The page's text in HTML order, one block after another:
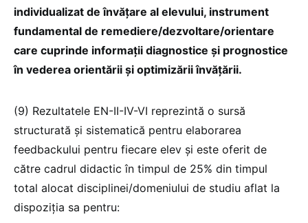
individualizat de învățare al elevului, instrument
fundamental de remediere/dezvoltare/orientare
care cuprinde informații diagnostice și prognostice
în vederea orientării și optimizării învățării.
(9) Rezultatele EN-II-IV-VI reprezintă o sursă
structurată și sistematică pentru elaborarea
feedbackului pentru fiecare elev și este oferit de
către cadrul didactic în timpul de 25% din timpul
total alocat disciplinei/domeniului de studiu aflat la
dispoziția sa pentru: